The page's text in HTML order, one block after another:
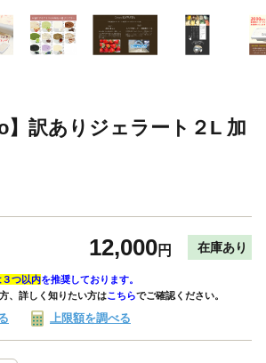
】訳ありジェラート２L 加
12,000円 在庫あり
つ以内を推奨しております。
、詳しく知りたい方はこちらでご確認ください。
上限額を調べる